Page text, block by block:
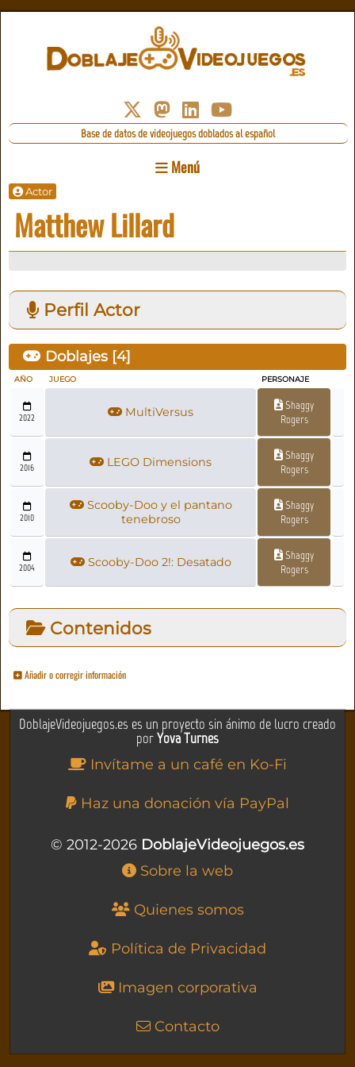
Base de datos de videojuegos doblados al español
Menú
Actor
Matthew Lillard
Perfil Actor
Doblajes [4]
AÑO JUEGO PERSONAJE
2022 MultiVersus
Shaggy
Rogers
2016 LEGO Dimensions
Shaggy
Rogers
2010
Scooby-Doo y el pantano
tenebroso
Shaggy
Rogers
2004 Scooby-Doo 2!: Desatado
Shaggy
Rogers
Contenidos
Añadir o corregir información
DoblajeVideojuegos.es es un proyecto sin ánimo de lucro creado
porYova Turnes
Invítame a un café en Ko-Fi
Haz una donación vía PayPal
© 2012-2026 DoblajeVideojuegos.es
Sobre la web
Quienes somos
Política de Privacidad
Imagen corporativa
Contacto